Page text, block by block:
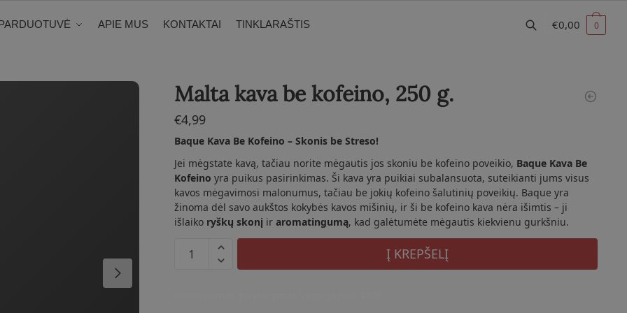
APIE MUS KONTAKTAI TINKLARAŠTIS €0,00 0
Malta kava be kofeino, 250 g.
€4,99
Baque Kava Be Kofeino – Skonis be Streso!
Jei mėgstate kavą, tačiau norite mėgautis jos skoniu be kofeino poveikio, Baque Kava Be
Kofeino yra puikus pasirinkimas. Ši kava yra puikiai subalansuota, suteikianti jums visus
kavos mėgavimosi malonumus, tačiau be jokių kofeino šalutinių poveikių. Baque yra
žinoma dėl savo aukštos kokybės kavos mišinių, ir ši be kofeino kava nėra išimtis – ji
išlaiko ryškų skonį iraromatingumą, kad galėtumėte mėgautis kiekvienu gurkšniu.
produkto
kiekis:
Į KREPŠELĮ